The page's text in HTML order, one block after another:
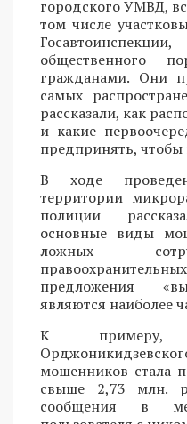
городского УМВД,
том числе
общественного
гражданами. Они
самых
рассказали, как
и какие
предпринять, чтобы
В ходе
территории
полиции
основные виды
ложных
предложения
являются наиболее
К примеру,
мошенников стала
свыше 2,73 млн.
сообщения в